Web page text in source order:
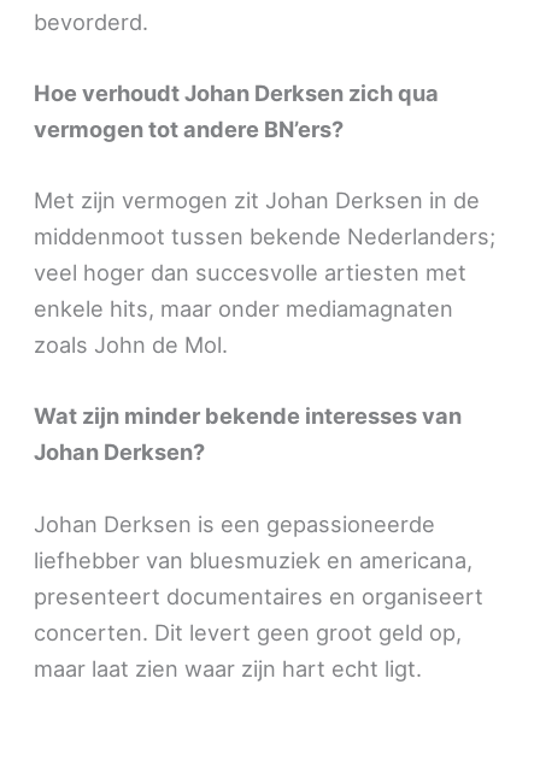
bevorderd.
Hoe verhoudt Johan Derksen zich qua
vermogen tot andere BN’ers?
Met zijn vermogen zit Johan Derksen in de
middenmoot tussen bekende Nederlanders;
veel hoger dan succesvolle artiesten met
enkele hits, maar onder mediamagnaten
zoals John de Mol.
Wat zijn minder bekende interesses van
Johan Derksen?
Johan Derksen is een gepassioneerde
liefhebber van bluesmuziek en americana,
presenteert documentaires en organiseert
concerten. Dit levert geen groot geld op,
maar laat zien waar zijn hart echt ligt.